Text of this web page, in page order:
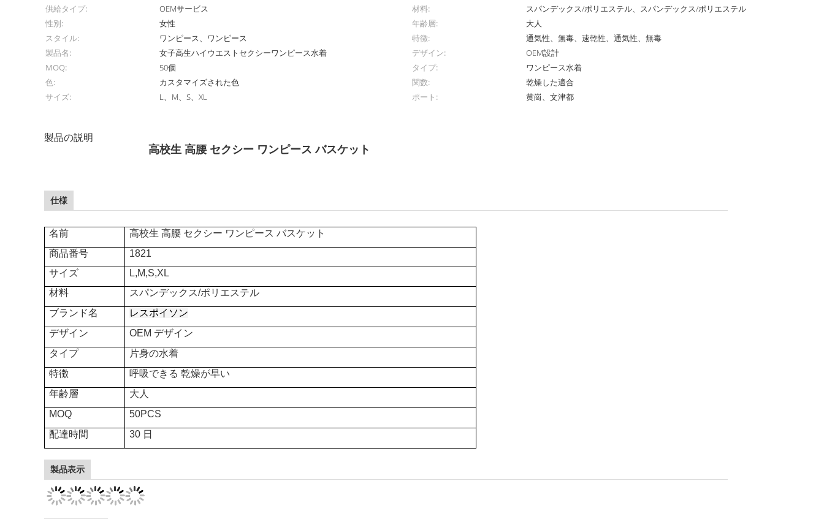
供給タイプ:
OEMサービス 材料:
スパンデックス/ポリエステル、スパンデックス/ポリエステル
性別:
女性 年齢層:
大人
スタイル:
ワンピース、ワンピース 特徴:
通気性、無毒、速乾性、通気性、無毒
製品名:
女子高生ハイウエストセクシーワンピース水着 デザイン:
OEM設計
MOQ:
50個 タイプ:
ワンピース水着
色:
カスタマイズされた色 関数:
乾燥した適合
サイズ:
L、M、S、XL ポート: 黄崗、文津都
製品の説明
高校生 高腰 セクシー ワンピース バスケット
仕様
名前
高校生 高腰 セクシー ワンピース バスケット
商品番号
1821
サイズ
L,M,S,XL
材料
スパンデックス/ポリエステル
ブランド名
レスポイソン
デザイン
OEM デザイン
タイプ
片身の水着
特徴
呼吸できる 乾燥が早い
年齢層
大人
MOQ
50PCS
配達時間
30 日
製品表示